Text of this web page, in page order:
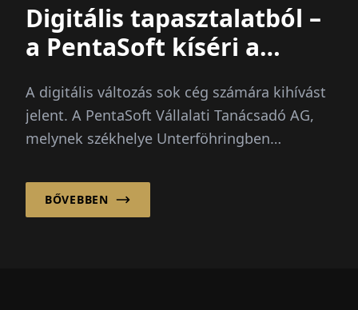
Digitális tapasztalatból –
a PentaSoft kíséri a
A digitális változás sok cég számára kihívást
jelent. A PentaSoft Vállalati Tanácsadó AG,
melynek székhelye Unterföhringben
vállalatokat...
BŐVEBBEN